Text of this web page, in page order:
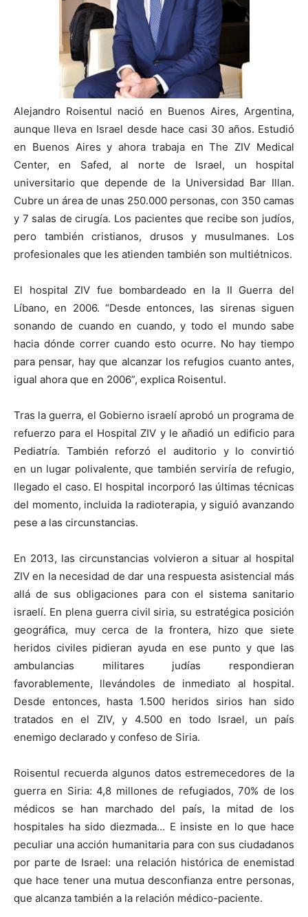
Alejandro Roisentul nació en Buenos Aires, Argentina,
aunque lleva en Israel desde hace casi 30 años. Estudió
en Buenos Aires y ahora trabaja en The ZIV Medical
Center, en Safed, al norte de Israel, un hospital
universitario que depende de la Universidad Bar Illan.
Cubre un área de unas 250.000 personas, con 350 camas
y 7 salas de cirugía. Los pacientes que recibe son judíos,
pero también cristianos, drusos y musulmanes. Los
profesionales que les atienden también son multiétnicos.
El hospital ZIV fue bombardeado en la II Guerra del
Líbano, en 2006. “Desde entonces, las sirenas siguen
sonando de cuando en cuando, y todo el mundo sabe
hacia dónde correr cuando esto ocurre. No hay tiempo
para pensar, hay que alcanzar los refugios cuanto antes,
igual ahora que en 2006”, explica Roisentul.
Tras la guerra, el Gobierno israelí aprobó un programa de
refuerzo para el Hospital ZIV y le añadió un edificio para
Pediatría. También reforzó el auditorio y lo convirtió
en un lugar polivalente, que también serviría de refugio,
llegado el caso. El hospital incorporó las últimas técnicas
del momento, incluida la radioterapia, y siguió avanzando
pese a las circunstancias.
En 2013, las circunstancias volvieron a situar al hospital
ZIV en la necesidad de dar una respuesta asistencial más
allá de sus obligaciones para con el sistema sanitario
israelí. En plena guerra civil siria, su estratégica posición
geográfica, muy cerca de la frontera, hizo que siete
heridos civiles pidieran ayuda en ese punto y que las
ambulancias militares judías respondieran
favorablemente, llevándoles de inmediato al hospital.
Desde entonces, hasta 1.500 heridos sirios han sido
tratados en el ZIV, y 4.500 en todo Israel, un país
enemigo declarado y confeso de Siria.
Roisentul recuerda algunos datos estremecedores de la
guerra en Siria: 4,8 millones de refugiados, 70% de los
médicos se han marchado del país, la mitad de los
hospitales ha sido diezmada… E insiste en lo que hace
peculiar una acción humanitaria para con sus ciudadanos
por parte de Israel: una relación histórica de enemistad
que hace tener una mutua desconfianza entre personas,
que alcanza también a la relación médico-paciente.